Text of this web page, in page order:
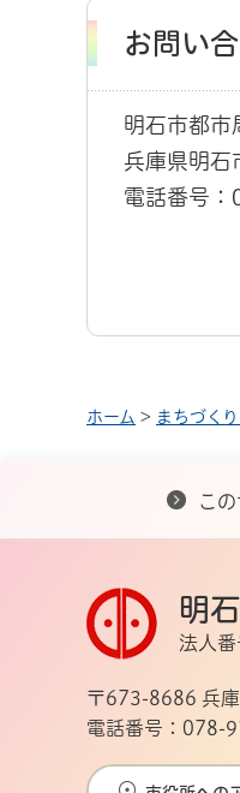
お問い
明石市都市
兵庫県明石
電話番号
ホーム > まちづく
こ
明
法人
〒673-8686 兵
電話番号：078-